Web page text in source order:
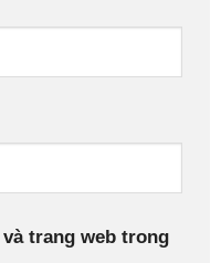
trang web trong